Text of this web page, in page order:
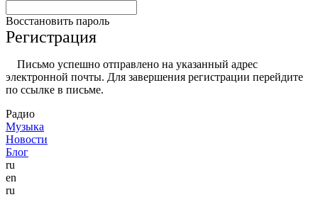
Восстановить пароль
Регистрация
Письмо успешно отправлено на указанный адрес
электронной почты. Для завершения регистрации перейдите
по ссылке в письме.
Радио
Музыка
Новости
Блог
ru
en
ru